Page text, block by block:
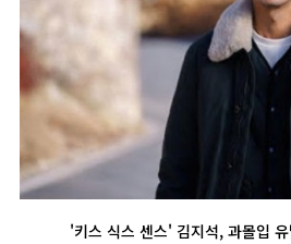
'키스 식스 센스' 김지석, 과몰입